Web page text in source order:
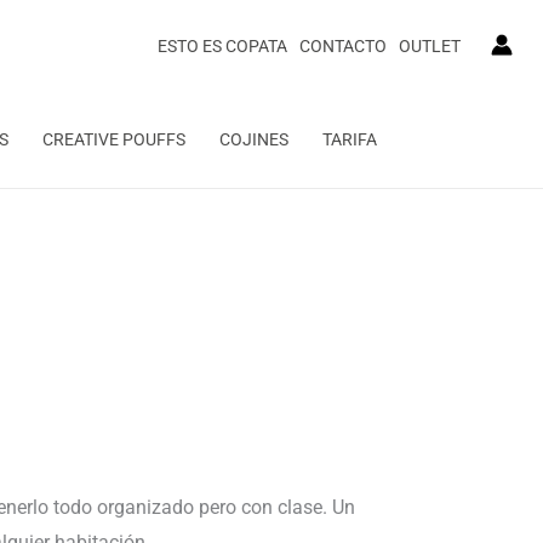
ESTO ES COPATA CONTACTO OUTLET
CREATIVE POUFFS COJINES TARIFA
todo organizado pero con clase. Un